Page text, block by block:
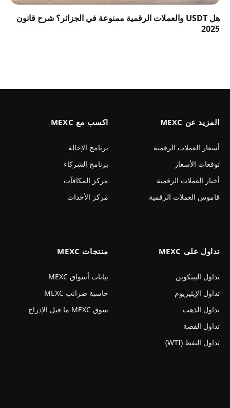
هل USDT والعملات الرقمية ممنوعة في الجزائر؟ شرح قانون
2025
المزيد عن MEXC
أسعار العملات الرقمية
توقعات الأسعار
أخبار العملات الرقمية
قاموس العملات الرقمية
اكسب مع MEXC
برنامج الإحالة
برنامج الشركاء
مركز المكافآت
مركز الأحداث
تداول على MEXC
تداول البيتكوين
تداول الإيثيريوم
تداول الذهب
تداول الفضة
تداول النفط (WTI)
منتجات MEXC
بيانات أسواق MEXC
حاسبة ضرائب MEXC
سوق MEXC ما قبل الإدراج